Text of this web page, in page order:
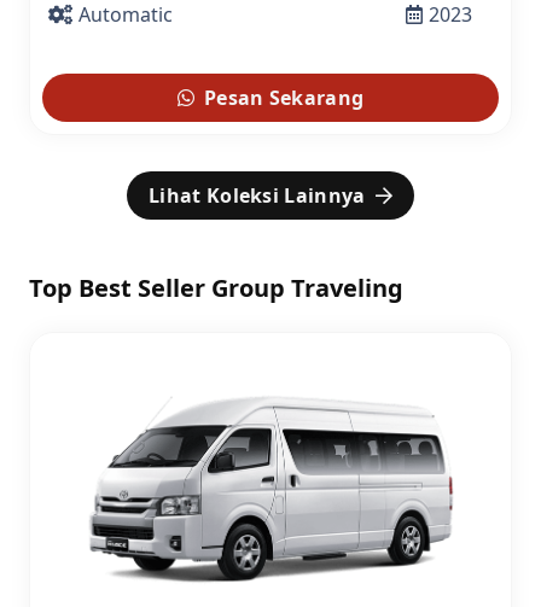
Automatic
2023
Pesan Sekarang
Lihat Koleksi Lainnya
Top Best Seller Group Traveling